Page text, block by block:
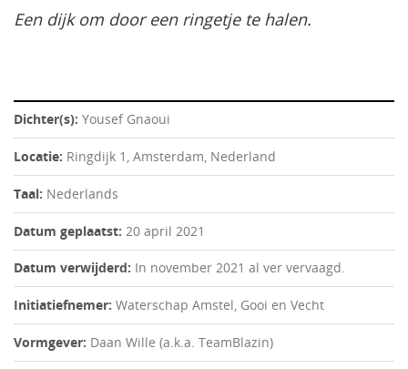
Een dijk om door een ringetje te halen.
Dichter(s): Yousef Gnaoui
Locatie: Ringdijk 1, Amsterdam, Nederland
Taal: Nederlands
Datum geplaatst: 20 april 2021
Datum verwijderd: In november 2021 al ver vervaagd.
Initiatiefnemer: Waterschap Amstel, Gooi en Vecht
Vormgever: Daan Wille (a.k.a. TeamBlazin)